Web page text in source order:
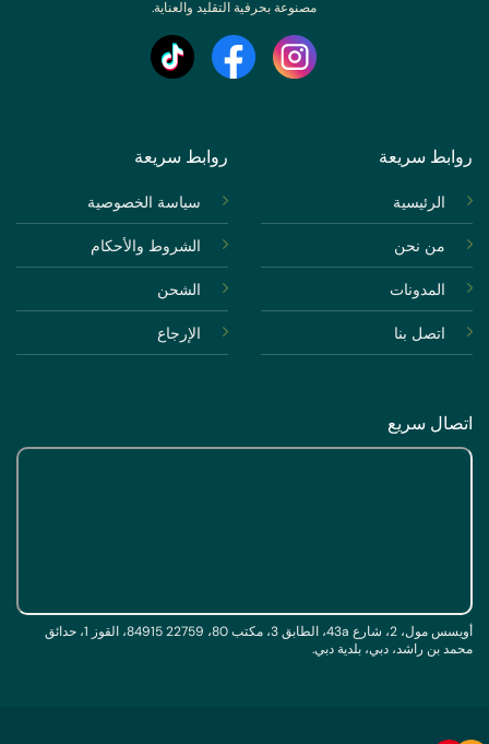
مصنوعة بحرفية التقليد والعناية.
روابط سريعة
الرئيسية
من نحن
المدونات
اتصل بنا
روابط سريعة
سياسة الخصوصية
الشروط والأحكام
الشحن
الإرجاع
اتصال سريع
أويسس مول، 2، شارع 43a، الطابق 3، مكتب 80، 22759 84915، القوز 1، حدائق
محمد بن راشد، دبي، بلدية دبي.